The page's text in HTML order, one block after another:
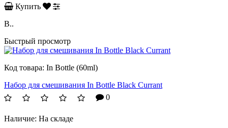
Купить
B..
Быстрый просмотр
Код товара: In Bottle (60ml)
Набор для смешивания In Bottle Black Currant
0
Наличие: На складе